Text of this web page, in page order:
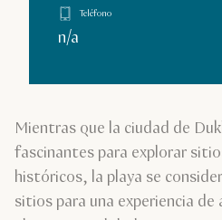
Teléfono
n/a
Mientras que la ciudad de
fascinantes para explorar
históricos, la playa se
sitios para una experiencia